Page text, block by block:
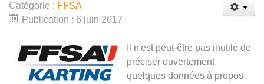
Catégorie : FFSA
Publication : 6 juin 2017
Il n'est peut-être pas inutile de
préciser ouvertement
quelques données à propos